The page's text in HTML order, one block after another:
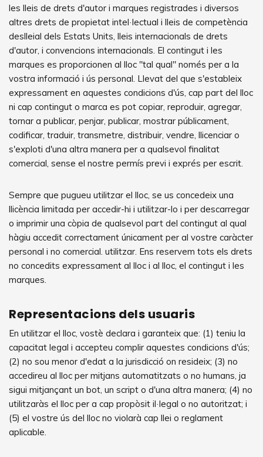
les lleis de drets d'autor i marques registrades i diversos
altres drets de propietat intel·lectual i lleis de competència
deslleial dels Estats Units, lleis internacionals de drets
d'autor, i convencions internacionals. El contingut i les
marques es proporcionen al lloc "tal qual" només per a la
vostra informació i ús personal. Llevat del que s'estableix
expressament en aquestes condicions d'ús, cap part del lloc
ni cap contingut o marca es pot copiar, reproduir, agregar,
tornar a publicar, penjar, publicar, mostrar públicament,
codificar, traduir, transmetre, distribuir, vendre, llicenciar o
s'exploti d'una altra manera per a qualsevol finalitat
comercial, sense el nostre permís previ i exprés per escrit.
Sempre que pugueu utilitzar el lloc, se us concedeix una
llicència limitada per accedir-hi i utilitzar-lo i per descarregar
o imprimir una còpia de qualsevol part del contingut al qual
hàgiu accedit correctament únicament per al vostre caràcter
personal i no comercial. utilitzar. Ens reservem tots els drets
no concedits expressament al lloc i al lloc, el contingut i les
marques.
Representacions dels usuaris
En utilitzar el lloc, vostè declara i garanteix que: (1) teniu la
capacitat legal i accepteu complir aquestes condicions d'ús;
(2) no sou menor d'edat a la jurisdicció on resideix; (3) no
accedireu al lloc per mitjans automatitzats o no humans, ja
sigui mitjançant un bot, un script o d'una altra manera; (4) no
utilitzaràs el lloc per a cap propòsit il·legal o no autoritzat; i
(5) el vostre ús del lloc no violarà cap llei o reglament
aplicable.